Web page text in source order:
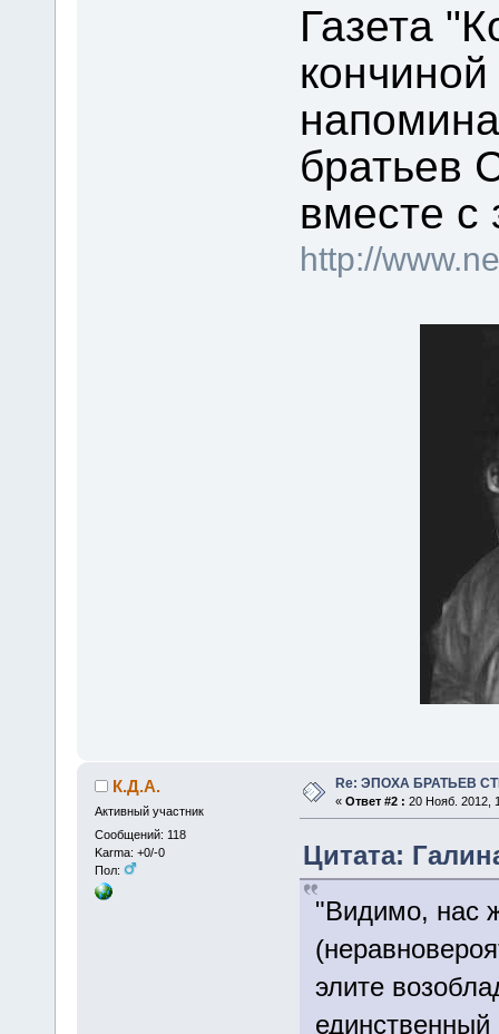
Газета
братьев
вместе с
http://
К.Д.А.
Активный участник
Сообщений: 118
Karma: +0/-0
Пол:
Re: ЭПОХА БРАТЬЕВ
« Ответ #2 : 20 Нояб. 2012,
Цитата:
"Видимо, нас
элите